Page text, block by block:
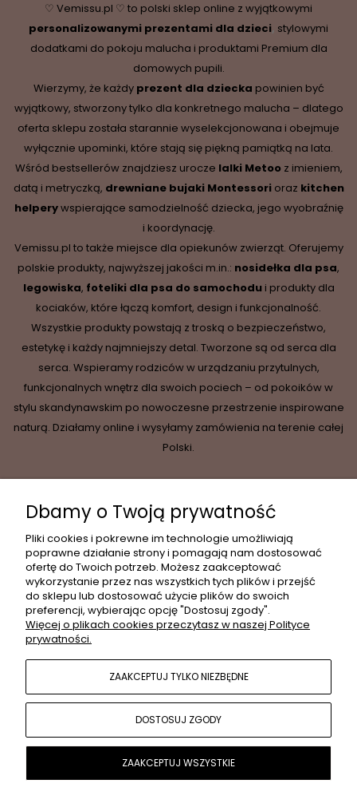
♡ Vemissu.pl ♡ to polski sklep online z wyjątkowymi
personalizowanymi prezentami dla dzieci, stylowymi
dodatkami do pokoju malucha i produktami Premium dla
domowych pupili.
Wierzymy, że każdy prezent dla dziecka powinien być
wyjątkowy, stworzony tylko dla konkretnego malucha – dlatego
oferta sklepu została starannie wyselekcjonowana i obejmuje
wyłącznie upominki, które stają się piękną pamiątką na lata.
Wśród bestsellerów znajdziesz urocze lalki Metoo z imieniem,
datą i metryczką, drewniane bujaki Montessorioraz kitchen
helperywspierające samodzielność dziecka, jego wyobraźnię
i koordynację.
Vemissu.pl to także miejsce dla opiekunów zwierząt. Oferujemy
polskie produkty, najwyższej jakości m.in.: nosidełka dla psa,
legowiska, foteliki dla psa do samochodui produkty dla
kociaków, które łączą komfort, design i funkcjonalność.
Wszystkie produkty powstają z troską o bezpieczeństwo,
estetykę i każdy najmniejszy detal. Tworzone są od serca dla
serca. Wspieramy rodziców w urządzaniu przytulnych,
funkcjonalnych wnętrz dla swoich pociech – od pokoików w
stylu skandynawskim po nowoczesne przestrzenie inspirowane
naturą. Działamy online i wysyłamy zamówienia na terenie całej
Polski.
INFORMACJE
MOJE KONTO
POPULARNE KATEGORIE
O NAS
Dbamy o Twoją prywatność
Pliki cookies i pokrewne im technologie umożliwiają
poprawne działanie strony i pomagają nam dostosować
ofertę do Twoich potrzeb. Możesz zaakceptować
wykorzystanie przez nas wszystkich tych plików i przejść
do sklepu lub dostosować użycie plików do swoich
preferencji, wybierając opcję "Dostosuj zgody".
Więcej o plikach cookies przeczytasz w naszej Polityce
prywatności.
ZAAKCEPTUJ TYLKO NIEZBĘDNE
DOSTOSUJ ZGODY
ZAAKCEPTUJ WSZYSTKIE